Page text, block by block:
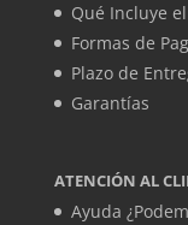
Qué Incluye
Formas de
Plazo de
Garantías
ATENCIÓN AL
Ayuda